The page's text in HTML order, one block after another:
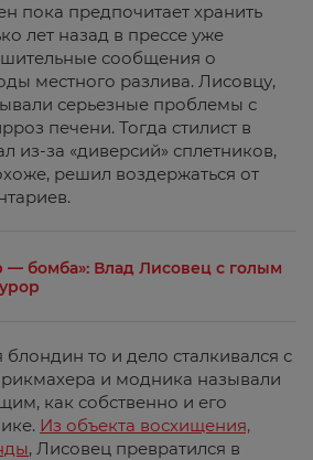
пока предпочитает хранить
лет назад в прессе уже
сообщения о
местного разлива. Лисовцу,
серьезные проблемы с
печени. Тогда стилист в
из-за «диверсий» сплетников,
решил воздержаться от
бомба»: Влад Лисовец с голым
то и дело сталкивался с
и модника называли
как собственно и его
Из объекта восхищения,
, Лисовец превратился в